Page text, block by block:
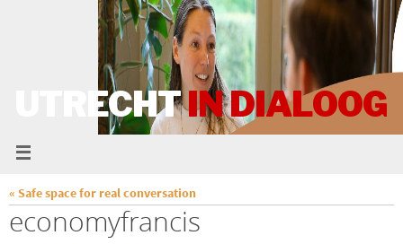
UTRECHTIN DIALOOG
« Safe space for real conversation
economyfrancis